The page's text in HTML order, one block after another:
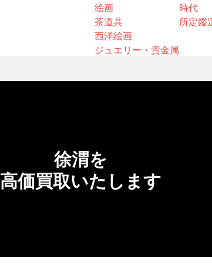
絵画
茶道具
西洋絵画
ジュエリー・貴金属
時代
所定鑑
徐渭を
高価買取いたします